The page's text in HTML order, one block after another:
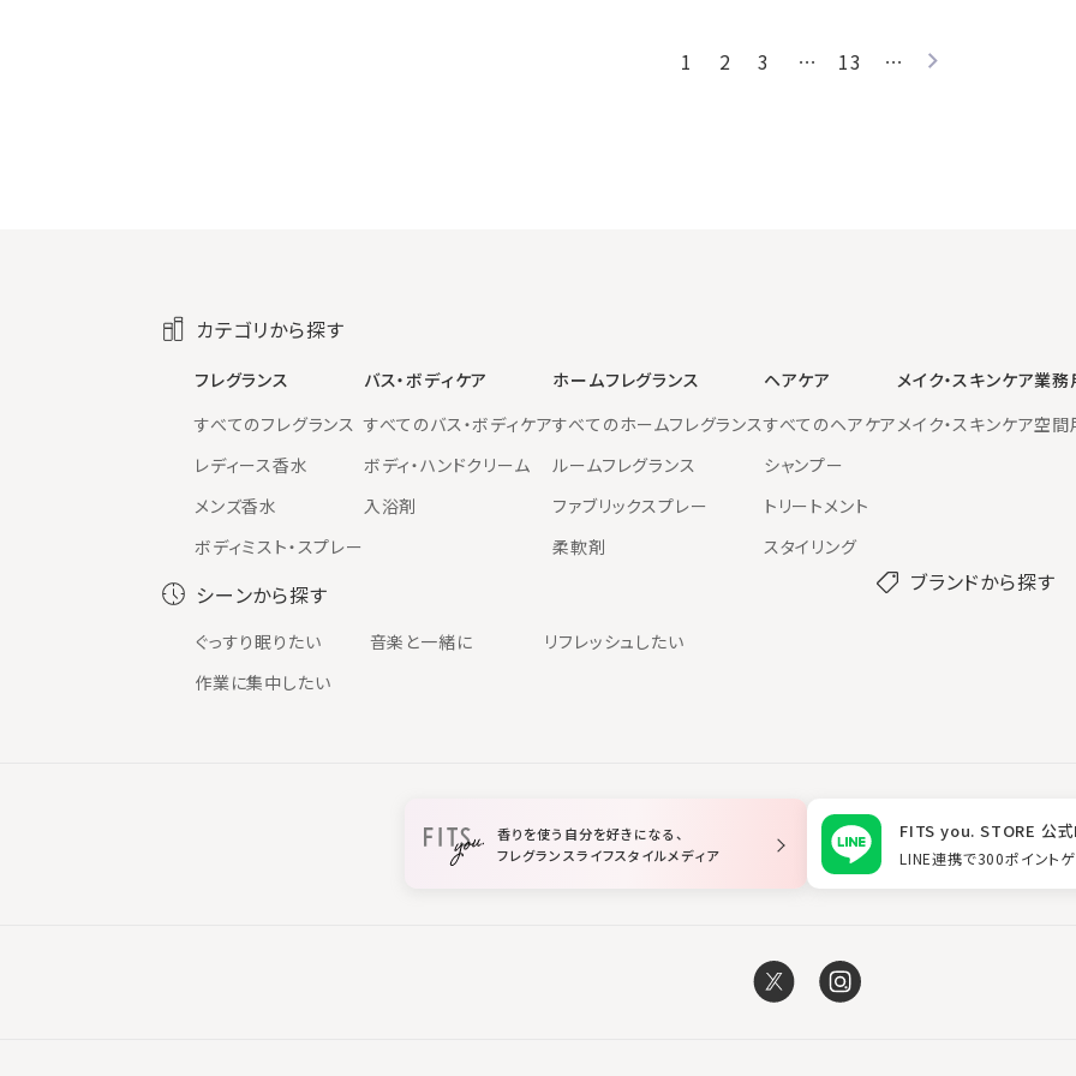
1 2 3 … 13 …
カテゴリから探す
フレグランス
すべてのフレグランス
レディース香水
メンズ香水
ボディミスト・スプレー
バス・ボディケア
すべてのバス・ボディケア
ボディ・ハンドクリーム
入浴剤
ホームフレグランス
すべてのホームフレグランス
ルームフレグランス
ファブリックスプレー
柔軟剤
ヘアケア
すべてのヘアケア
シャンプー
トリートメント
スタイリング
メイク・スキンケア
メイク・スキンケア
業務
空間
シーンから探す
ぐっすり眠りたい 音楽と一緒に
リフレッシュしたい
作業に集中したい
ブランドから探す
香りを使う自分を好きになる、
フレグランスライフスタイルメディア
FITS you. STORE 公
LINE連携で300ポイントゲ